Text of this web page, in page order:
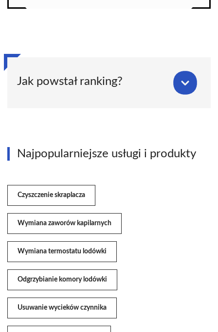
Jak powstał ranking?
Najpopularniejsze usługi i produkty
Czyszczenie skraplacza
Wymiana zaworów kapilarnych
Wymiana termostatu lodówki
Odgrzybianie komory lodówki
Usuwanie wycieków czynnika